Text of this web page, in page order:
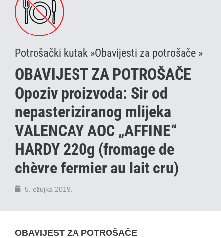
Potrošački kutak »Obavijesti za potrošače »
OBAVIJEST ZA POTROŠAČE
Opoziv proizvoda: Sir od
nepasteriziranog mlijeka
VALENCAY AOC „AFFINE“
HARDY 220g (fromage de
chèvre fermier au lait cru)
5. ožujka 2019.
OBAVIJEST ZA POTROŠAČE